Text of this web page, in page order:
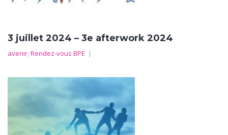
3 juillet 2024 – 3e afterwork 2024
avenir, Rendez-vous BPE |